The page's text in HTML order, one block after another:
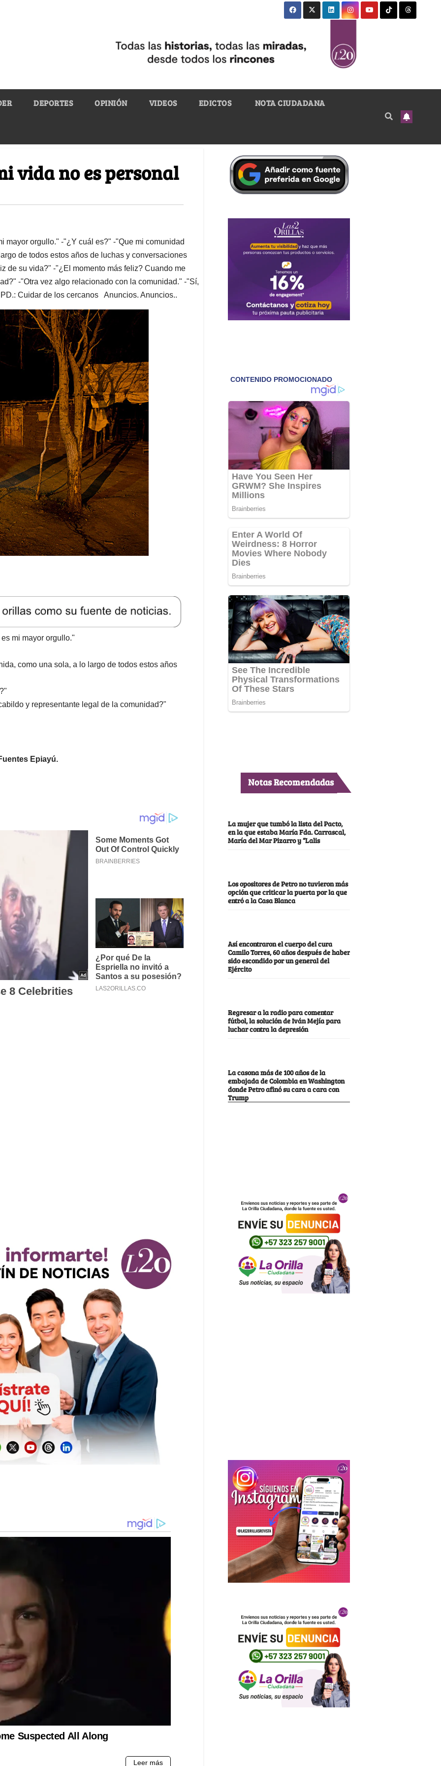
DEPORTES OPINIÓN VIDEOS EDICTOS NOTA CIUDADANA
vida no es personal
mayor orgullo." -"¿Y cuál es?" -"Que mi comunidad
de todos estos años de luchas y conversaciones
de su vida?" -"¿El momento más feliz? Cuando me
-"Otra vez algo relacionado con la comunidad." -"Sí,
Cuidar de los cercanos Anuncios. Anuncios..
mi mayor orgullo."
como una sola, a lo largo de todos estos años
y representante legal de la comunidad?"
Epiayú.
Notas Recomendadas
La mujer que tumbó la lista del Pacto,
en la que estaba María Fda. Carrascal,
María del Mar Pizarro y “Lalis
Los opositores de Petro no tuvieron más
opción que criticar la puerta por la que
entró a la Casa Blanca
Así encontraron el cuerpo del cura
Camilo Torres, 60 años después de haber
sido escondido por un general del
Ejército
Regresar a la radio para comentar
fútbol, la solución de Iván Mejía para
luchar contra la depresión
La casona más de 100 años de la
embajada de Colombia en Washington
donde Petro afinó su cara a cara con
Trump